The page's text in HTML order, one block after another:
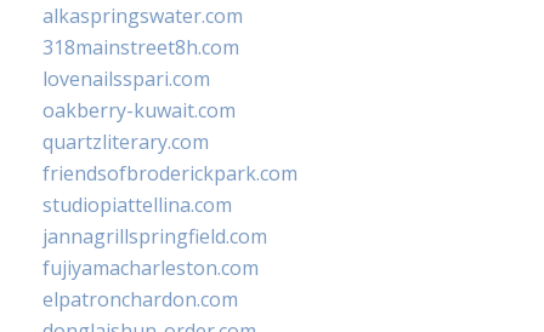
alkaspringswater.com
318mainstreet8h.com
lovenailsspari.com
oakberry-kuwait.com
quartzliterary.com
friendsofbroderickpark.com
studiopiattellina.com
jannagrillspringfield.com
fujiyamacharleston.com
elpatronchardon.com